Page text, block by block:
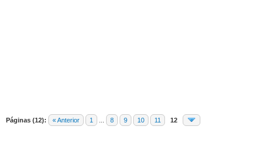
Páginas (12): « Anterior 1 8 9 10 11 12